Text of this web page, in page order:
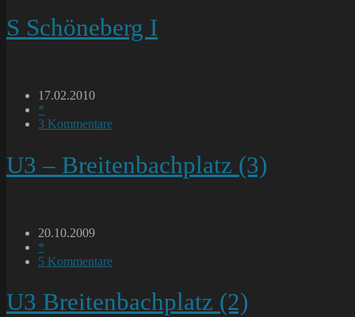
S Schöneberg I
Beitrag
veröffentlicht:
17.02.2010
Beitrags-
Kategorie:
*
Beitrags-
3 Kommentare
U3 – Breitenbachplatz (3)
Beitrag
veröffentlicht:
20.10.2009
Beitrags-
Kategorie:
*
Beitrags-
5 Kommentare
U3 Breitenbachplatz (2)